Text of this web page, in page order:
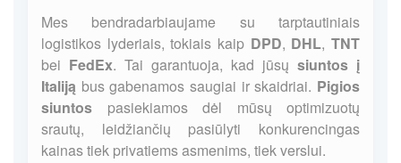
Mes bendradarbiaujame su tarptautiniais
logistikos lyderiais, tokiais kaip DPD, DHL,TNT
bei FedEx. Tai garantuoja, kad jūsų siuntos į
Italiją bus gabenamos saugiai ir skaidriai. Pigios
siuntos pasiekiamos dėl mūsų optimizuotų
srautų, leidžiančių pasiūlyti konkurencingas
kainas tiek privatiems asmenims, tiek verslui.